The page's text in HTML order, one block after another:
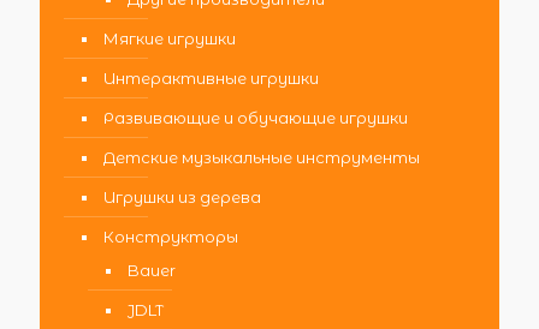
Мягкие игрушки
Интерактивные игрушки
Развивающие и обучающие игрушки
Детские музыкальные инструменты
Игрушки из дерева
Конструкторы
Bauer
JDLT